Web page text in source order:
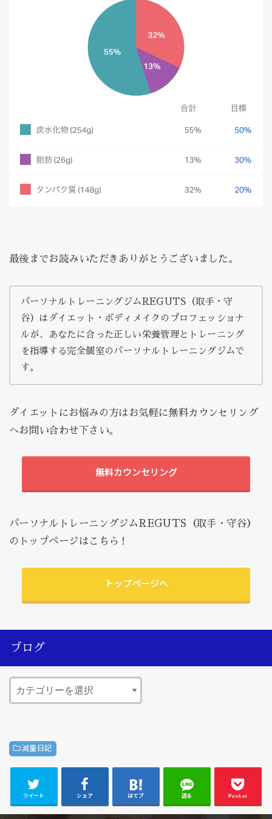
最後までお読みいただきありがとうございました。
パーソナルトレーニングジムREGUTS（取手・守
谷）はダイエット・ボディメイクのプロフェッショナ
ルが、あなたに合った正しい栄養管理とトレーニング
を指導する完全個室のパーソナルトレーニングジムで
す。
ダイエットにお悩みの方はお気軽に無料カウンセリング
へお問い合わせ下さい。
無料カウンセリング
パーソナルトレーニングジムREGUTS（取手・守谷）
のトップページはこちら！
トップページへ
ブログ
減量日記
ツイート シェア はてブ 送る Pocket